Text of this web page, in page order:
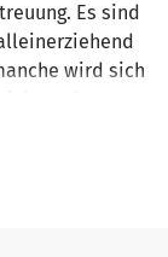
Es sind
wird sich
Trauer